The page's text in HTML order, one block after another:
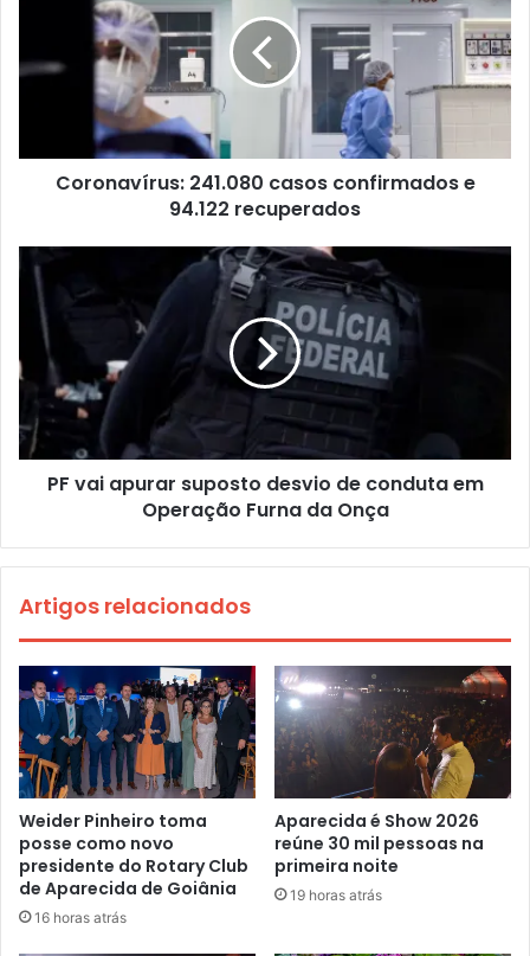
Coronavírus: 241.080 casos confirmados e
94.122 recuperados
PF vai apurar suposto desvio de conduta em
Operação Furna da Onça
Artigos relacionados
Weider Pinheiro toma
posse como novo
presidente do Rotary Club
de Aparecida de Goiânia
16 horas atrás
Aparecida é Show 2026
reúne 30 mil pessoas na
primeira noite
19 horas atrás